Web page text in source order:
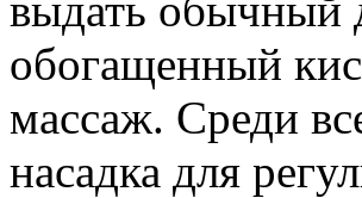
обога­щенный
массаж. Среди
насадка для